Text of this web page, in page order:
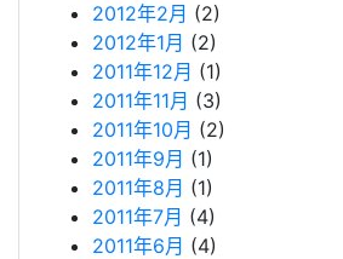
2012年2月 (2)
2012年1月 (2)
2011年12月 (1)
2011年11月 (3)
2011年10月 (2)
2011年9月 (1)
2011年8月 (1)
2011年7月 (4)
2011年6月 (4)